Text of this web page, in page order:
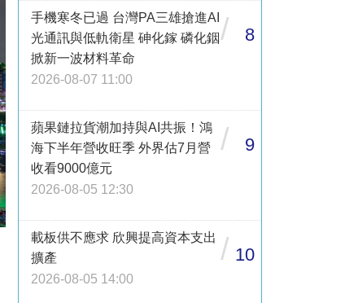
手機寒冬已過 台灣PA三雄搶進AI
光通訊與低軌衛星 砷化鎵 磷化銦
掀新一波材料革命
2026-08-07 11:00
/ 8
蘋果鏈拉貨潮加持與AI共振！鴻
海下半年營收旺季 外界估7月營
收看9000億元
2026-08-05 12:30
/ 9
載板供不應求 欣興提高資本支出
擴產
2026-08-05 14:00
/ 10